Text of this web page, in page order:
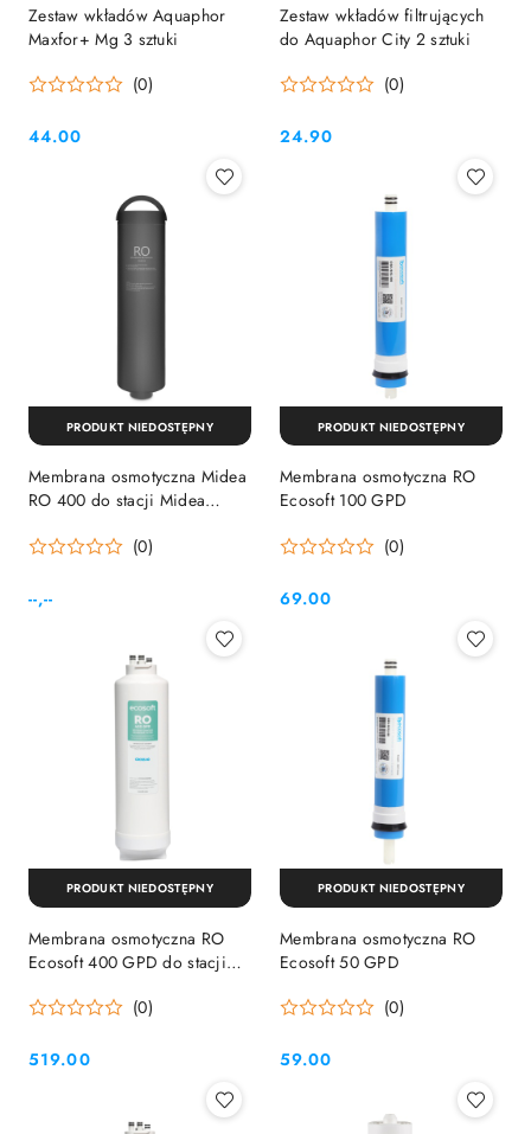
Zestaw wkładów Aquaphor
Maxfor+ Mg 3 sztuki
(0)
Cena:
44.00
Zestaw wkładów filtrujących
do Aquaphor City 2 sztuki
(0)
Cena:
24.90
Membrana osmotyczna Midea
RO 400 do stacji Midea
(0)
Cena:
--,--
PRODUKT NIEDOSTĘPNY
Membrana osmotyczna RO
Ecosoft 100 GPD
(0)
Cena:
69.00
PRODUKT NIEDOSTĘPNY
Membrana osmotyczna RO
Ecosoft 400 GPD do stacji
(0)
Cena:
519.00
PRODUKT NIEDOSTĘPNY
Membrana osmotyczna RO
Ecosoft 50 GPD
(0)
Cena:
59.00
PRODUKT NIEDOSTĘPNY